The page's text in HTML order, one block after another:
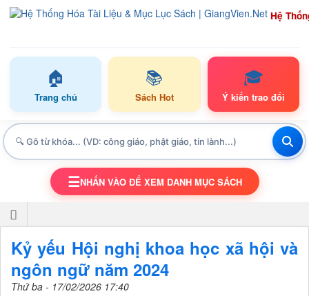
Hệ
🏠
Trang chủ
📚
Sách Hot
🎓
Ý kiến trao đổi
TOGGLE NAVIGATION
☰NHẤN VÀO ĐỂ XEM DANH MỤC SÁCH
Kỷ yếu Hội nghị khoa học xã hội và
ngôn ngữ năm 2024
Thứ ba - 17/02/2026 17:40